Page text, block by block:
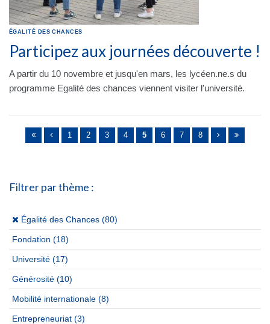
ÉGALITÉ DES CHANCES
Participez aux journées découverte !
A partir du 10 novembre et jusqu'en mars, les lycéen.ne.s du
programme Egalité des chances viennent visiter l'université.
Pages 1 2 3 4 5 6 7 8
Filtrer par thème :
(x)
Égalité des Chances (80)
Fondation (18)
Université (17)
Générosité (10)
Mobilité internationale (8)
Entrepreneuriat (3)